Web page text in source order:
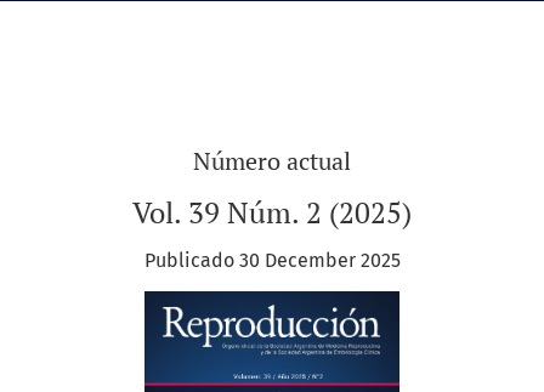
Número actual
Vol. 39 Núm. 2 (2025)
Publicado 30 December 2025